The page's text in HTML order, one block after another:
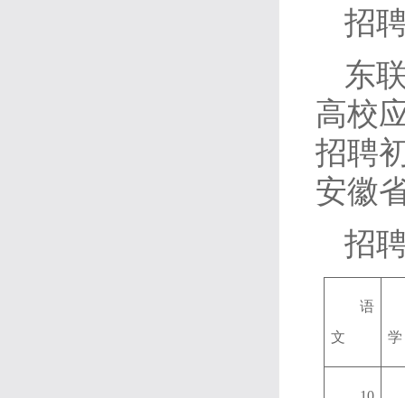
招
东
高校
招聘
安徽
招
语
文
学